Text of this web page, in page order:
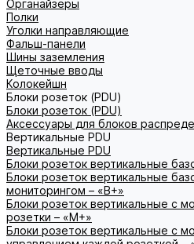
Органайзеры
Полки
Уголки направляющие
Фальш-панели
Шины заземления
Щеточные вводы
Колокейшн
Блоки розеток (PDU)
Блоки розеток (PDU)
Аксессуары для блоков
Вертикальные PDU
Вертикальные PDU
Блоки розеток вертикальные
Блоки розеток вертикальные
мониторингом – «В+»
Блоки розеток вертикальные с
розетки – «М+»
Блоки розеток вертикальные с